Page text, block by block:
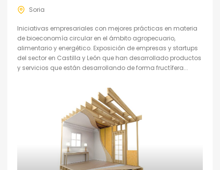
Soria
Iniciativas empresariales con mejores prácticas en materia
de bioeconomía circular en el ámbito agropecuario,
alimentario y energético. Exposición de empresas y startups
del sector en Castilla y León que han desarrollado productos
y servicios que están desarrollando de forma fructífera...